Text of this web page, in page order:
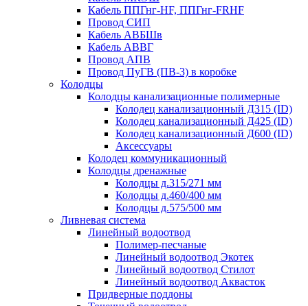
Кабель ППГнг-HF, ППГнг-FRHF
Провод СИП
Кабель АВБШв
Кабель АВВГ
Провод АПВ
Провод ПуГВ (ПВ-3) в коробке
Колодцы
Колодцы канализационные полимерные
Колодец канализационный Д315 (ID)
Колодец канализационный Д425 (ID)
Колодец канализационный Д600 (ID)
Аксессуары
Колодец коммуникационный
Колодцы дренажные
Колодцы д.315/271 мм
Колодцы д.460/400 мм
Колодцы д.575/500 мм
Ливневая система
Линейный водоотвод
Полимер-песчаные
Линейный водоотвод Экотек
Линейный водоотвод Стилот
Линейный водоотвод Аквасток
Придверные поддоны